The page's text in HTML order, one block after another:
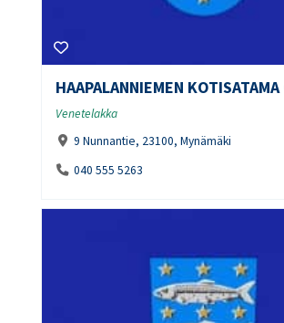
HAAPALANNIEMEN KOTISATAMA
Venetelakka
9 Nunnantie, 23100, Mynämäki
040 555 5263